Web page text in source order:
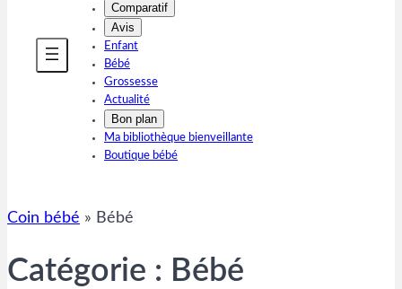
Comparatif
Avis
Enfant
Bébé
Grossesse
Actualité
Bon plan
Ma bibliothèque bienveillante
Boutique bébé
Coin bébé » Bébé
Catégorie : Bébé